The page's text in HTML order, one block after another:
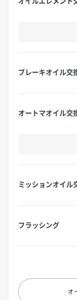
ブレーキオイル交
オートマオイル交
ミッションオイル
フラッシング
オ